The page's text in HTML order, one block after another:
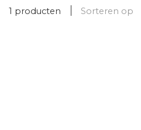
1 producten Sorteren op